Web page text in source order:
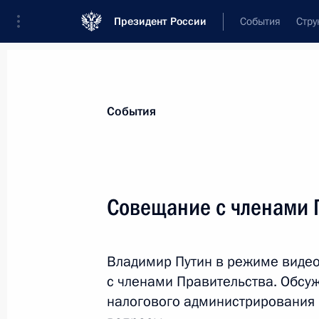
Президент России События
Подписан закон о денонсации
и Латвией об избежании
и о предотвращении уклонения от
События
Совещание с членами
Владимир Путин в режиме
с членами Правительства.
налогового